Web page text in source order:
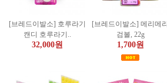
[브레드이발소] 호루라기
캔디 호루라기..
32,000원
[브레드이발소] 메리메리
검볼, 22g
1,700원